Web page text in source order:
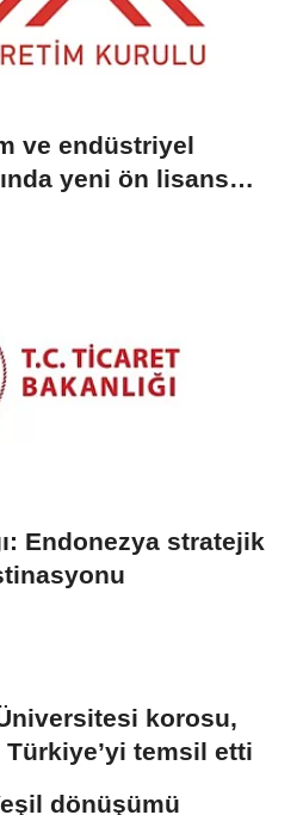
ve endüstriyel
yeni ön lisans
Endonezya stratejik
korosu,
Türkiye’yi temsil etti
dönüşümü